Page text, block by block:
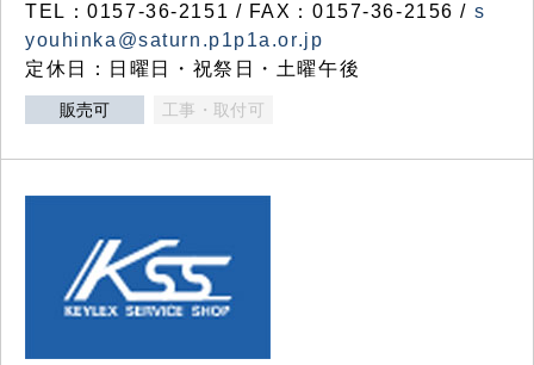
TEL：0157-36-2151 / FAX：0157-36-2156 / s
youhinka@saturn.p1p1a.or.jp
定休日：日曜日・祝祭日・土曜午後
販売可 工事・取付可